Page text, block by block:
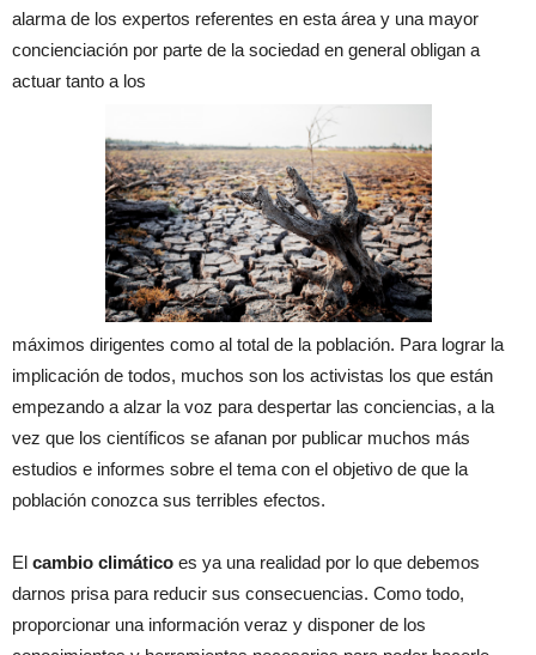
alarma de los expertos referentes en esta área y una mayor
concienciación por parte de la sociedad en general obligan a
actuar tanto a los
máximos dirigentes como al total de la población. Para lograr la
implicación de todos, muchos son los activistas los que están
empezando a alzar la voz para despertar las conciencias, a la
vez que los científicos se afanan por publicar muchos más
estudios e informes sobre el tema con el objetivo de que la
población conozca sus terribles efectos.
El cambio climático es ya una realidad por lo que debemos
darnos prisa para reducir sus consecuencias. Como todo,
proporcionar una información veraz y disponer de los